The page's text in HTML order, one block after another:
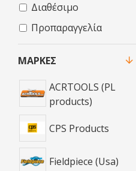
ΜΆΡΚΕΣ
ACRTOOLS (PL
products)
CPS Products
Fieldpiece (Usa)
Διαθέσιμο
Προπαραγγελία